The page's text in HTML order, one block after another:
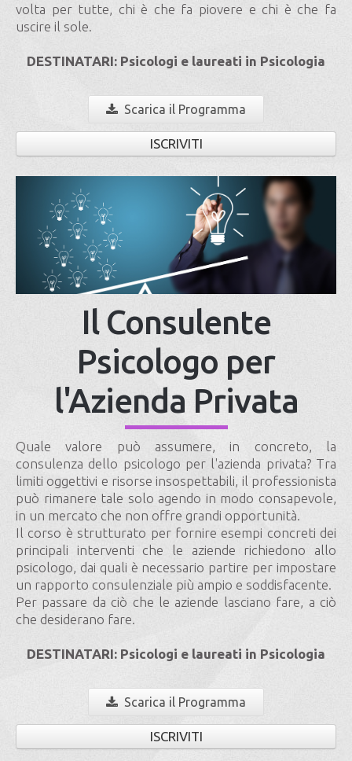
volta per tutte, chi è che fa piovere e chi è che fa
uscire il sole.
DESTINATARI: Psicologi e laureati in Psicologia
Scarica il Programma
ISCRIVITI
Il Consulente
Psicologo per
l'Azienda Privata
Quale valore può assumere, in concreto, la
consulenza dello psicologo per l'azienda privata? Tra
limiti oggettivi e risorse insospettabili, il professionista
può rimanere tale solo agendo in modo consapevole,
in un mercato che non offre grandi opportunità.
Il corso è strutturato per fornire esempi concreti dei
principali interventi che le aziende richiedono allo
psicologo, dai quali è necessario partire per impostare
un rapporto consulenziale più ampio e soddisfacente.
Per passare da ciò che le aziende lasciano fare, a ciò
che desiderano fare.
DESTINATARI: Psicologi e laureati in Psicologia
Scarica il Programma
ISCRIVITI